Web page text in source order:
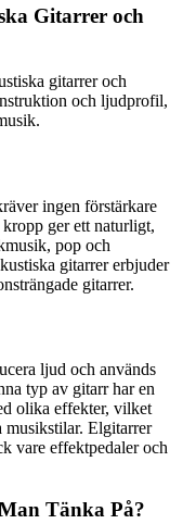
Gitarrer och
gitarrer och
och ljudprofil,
ingen förstärkare
ger ett naturligt,
pop och
gitarrer erbjuder
gitarrer.
ljud och används
typ av gitarr har en
olika effekter, vilket
musikstilar. Elgitarrer
vare effektpedaler och
Tänka På?